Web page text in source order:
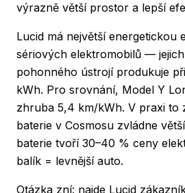
výrazně větší prostor a lepší
Lucid má největší energetickou
sériových elektromobilů —
pohonného ústrojí produkuje
kWh. Pro srovnání, Model Y
zhruba 5,4 km/kWh. V praxi to
baterie v Cosmosu zvládne
baterie tvoří 30–40 % ceny
balík = levnější auto.
Otázka zní: najde Lucid